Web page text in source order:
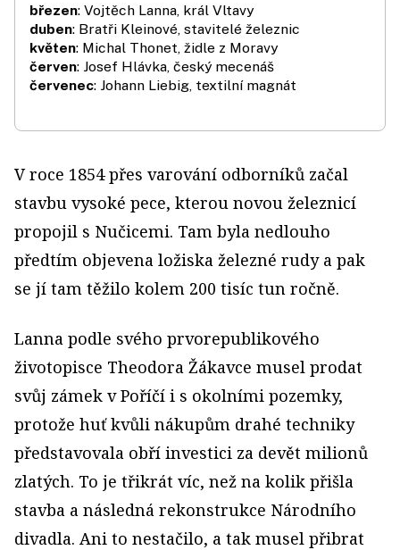
březen: Vojtěch Lanna, král Vltavy
duben: Bratři Kleinové, stavitelé železnic
květen: Michal Thonet, židle z Moravy
červen: Josef Hlávka, český mecenáš
červenec: Johann Liebig, textilní magnát
V roce 1854 přes varování odborníků začal
stavbu vysoké pece, kterou novou železnicí
propojil s Nučicemi. Tam byla nedlouho
předtím objevena ložiska železné rudy a pak
se jí tam těžilo kolem 200 tisíc tun ročně.
Lanna podle svého prvorepublikového
životopisce Theodora Žákavce musel prodat
svůj zámek v Poříčí i s okolními pozemky,
protože huť kvůli nákupům drahé techniky
představovala obří investici za devět milionů
zlatých. To je třikrát víc, než na kolik přišla
stavba a následná rekonstrukce Národního
divadla. Ani to nestačilo, a tak musel přibrat